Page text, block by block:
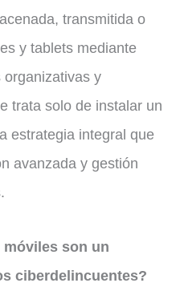
transmitida o
y tablets mediante
y
trata solo de instalar un
estrategia integral que
avanzada y gestión
son un
ciberdelincuentes?